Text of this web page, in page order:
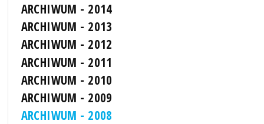
ARCHIWUM - 2014
ARCHIWUM - 2013
ARCHIWUM - 2012
ARCHIWUM - 2011
ARCHIWUM - 2010
ARCHIWUM - 2009
ARCHIWUM - 2008